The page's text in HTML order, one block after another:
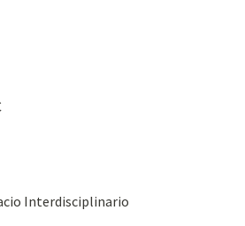
Interdisciplinario